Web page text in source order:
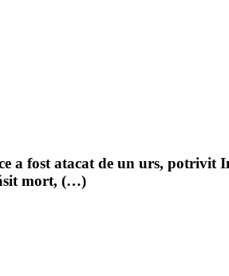
a fost atacat de un urs, potrivit
mort, (…)